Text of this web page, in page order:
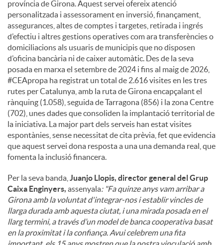
província de Girona. Aquest servei ofereix atenció
personalitzada i assessorament en inversió, finançament,
assegurances, altes de comptes i targetes, retirada i ingrés
d’efectiu i altres gestions operatives com ara transferències o
domiciliacions als usuaris de municipis que no disposen
d’oficina bancària ni de caixer automàtic. Des de la seva
posada en marxa el setembre de 2024 i fins al maig de 2026,
#CEApropa ha registrat un total de 2.616 visites en les tres
rutes per Catalunya, amb la ruta de Girona encapçalant el
rànquing (1.058), seguida de Tarragona (856) i la zona Centre
(702), unes dades que consoliden la implantació territorial de
la iniciativa. La major part dels serveis han estat visites
espontànies, sense necessitat de cita prèvia, fet que evidencia
que aquest servei dona resposta a una una demanda real, que
fomenta la inclusió financera.
Per la seva banda, Juanjo Llopis, director general del Grup
Caixa Enginyers, assenyala: "Fa quinze anys vam arribar a
Girona amb la voluntat d'integrar-nos i establir vincles de
llarga durada amb aquesta ciutat, i una mirada posada en el
llarg termini, a través d’un model de banca cooperativa basat
en la proximitat i la confiança. Avui celebrem una fita